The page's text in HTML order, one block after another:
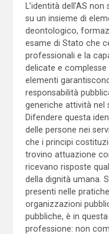
L’identità dell’AS
su un insieme di
deontologico,
esame di Stato che
professionali e la
delicate e complesse
elementi
responsabilità
generiche attività nel
Difendere questa
delle persone nei
che i principi
trovino attuazione
ricevano risposte
della dignità umana.
presenti nelle
organizzazioni
pubbliche, è in
professione: non